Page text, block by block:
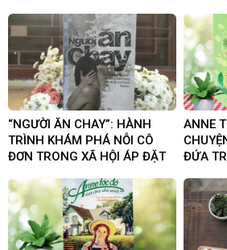
“NGƯỜI ĂN CHAY”: HÀNH
TRÌNH KHÁM PHÁ NỖI CÔ
ĐƠN TRONG XÃ HỘI ÁP ĐẶT
ANNE
ĐỨA